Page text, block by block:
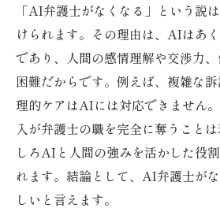
「AI弁護士がなくなる」という説
けられます。その理由は、AIはあ
であり、人間の感情理解や交渉力
困難だからです。例えば、複雑な
理的ケアはAIには対応できません
入が弁護士の職を完全に奪うこと
しろAIと人間の強みを活かした役
れます。結論として、AI弁護士が
しいと言えます。